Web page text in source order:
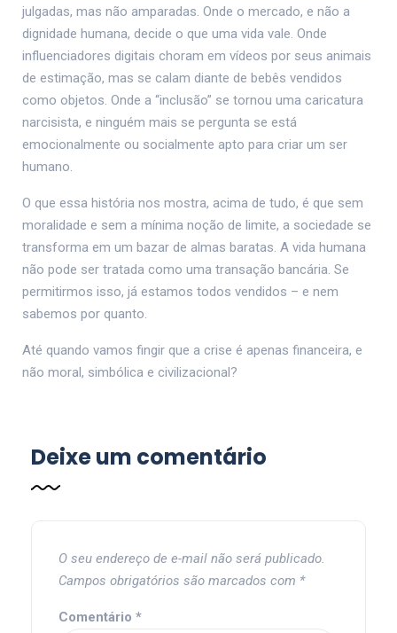
julgadas, mas não amparadas. Onde o mercado, e não a
dignidade humana, decide o que uma vida vale. Onde
influenciadores digitais choram em vídeos por seus animais
de estimação, mas se calam diante de bebês vendidos
como objetos. Onde a “inclusão” se tornou uma caricatura
narcisista, e ninguém mais se pergunta se está
emocionalmente ou socialmente apto para criar um ser
humano.
O que essa história nos mostra, acima de tudo, é que sem
moralidade e sem a mínima noção de limite, a sociedade se
transforma em um bazar de almas baratas. A vida humana
não pode ser tratada como uma transação bancária. Se
permitirmos isso, já estamos todos vendidos – e nem
sabemos por quanto.
Até quando vamos fingir que a crise é apenas financeira, e
não moral, simbólica e civilizacional?
Deixe um comentário
O seu endereço de e-mail não será publicado.
Campos obrigatórios são marcados com *
Comentário *